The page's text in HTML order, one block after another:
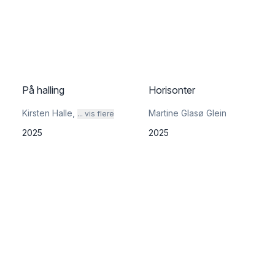
På halling
Kirsten Halle ... vis flere
2025
Horisonter
Martine Glasø Glein
2025